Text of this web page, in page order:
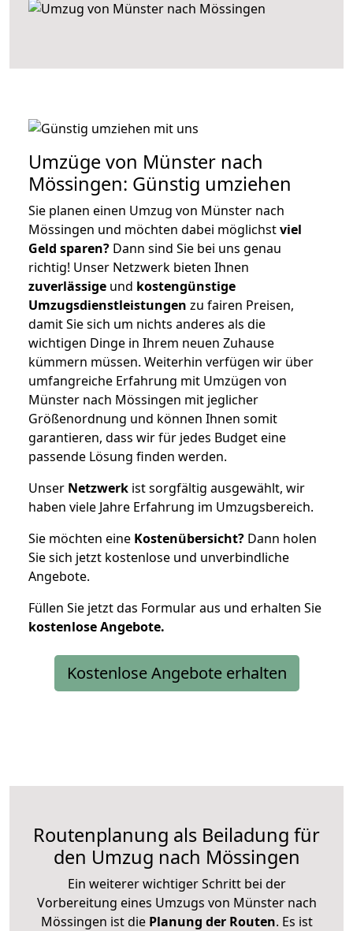
Umzüge von Münster nach
Mössingen: Günstig umziehen
Sie planen einen Umzug von Münster nach
Mössingen und möchten dabei möglichstviel
Geld sparen? Dann sind Sie bei uns genau
richtig! Unser Netzwerk bieten Ihnen
zuverlässige und kostengünstige
Umzugsdienstleistungen zu fairen Preisen,
damit Sie sich um nichts anderes als die
wichtigen Dinge in Ihrem neuen Zuhause
kümmern müssen. Weiterhin verfügen wir über
umfangreiche Erfahrung mit Umzügen von
Münster nach Mössingen mit jeglicher
Größenordnung und können Ihnen somit
garantieren, dass wir für jedes Budget eine
passende Lösung finden werden.
Unser Netzwerk ist sorgfältig ausgewählt, wir
haben viele Jahre Erfahrung im Umzugsbereich.
Sie möchten eine Kostenübersicht? Dann holen
Sie sich jetzt kostenlose und unverbindliche
Angebote.
Füllen Sie jetzt das Formular aus und erhalten Sie
kostenloseAngebote.
Kostenlose Angebote erhalten
Routenplanung als Beiladung für
den Umzug nach Mössingen
Ein weiterer wichtiger Schritt bei der
Vorbereitung eines Umzugs von Münster nach
Mössingen ist diePlanung der Routen. Es ist